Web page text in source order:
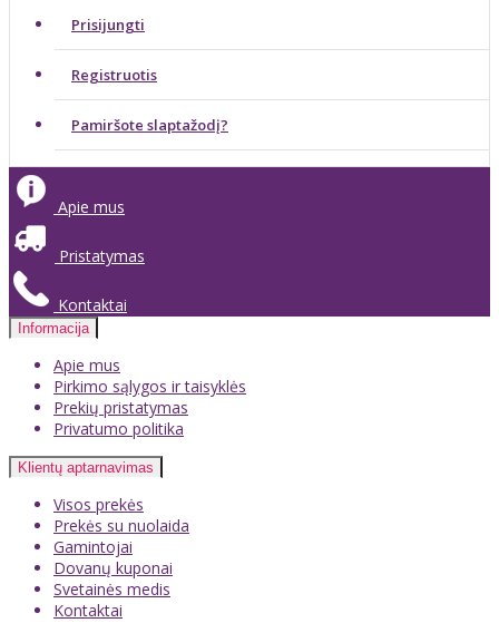
Prisijungti
Registruotis
Pamiršote slaptažodį?
Apie mus
Pristatymas
Kontaktai
Informacija
Apie mus
Pirkimo sąlygos ir taisyklės
Prekių pristatymas
Privatumo politika
Klientų aptarnavimas
Visos prekės
Prekės su nuolaida
Gamintojai
Dovanų kuponai
Svetainės medis
Kontaktai